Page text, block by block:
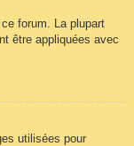
forum. La plupart
être appliquées avec
utilisées pour